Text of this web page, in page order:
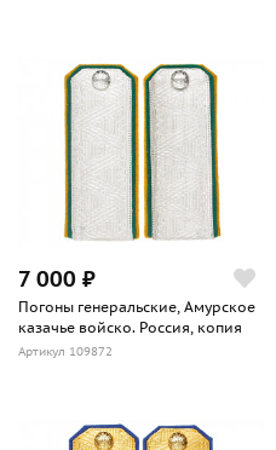
7 000 ₽
Погоны генеральские, Амурское
казачье войско. Россия, копия
Артикул 109872